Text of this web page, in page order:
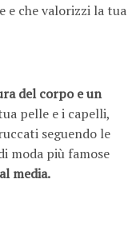
e che valorizzi la tua
del corpo e un
pelle e i capelli,
seguendo le
moda più famose
media.